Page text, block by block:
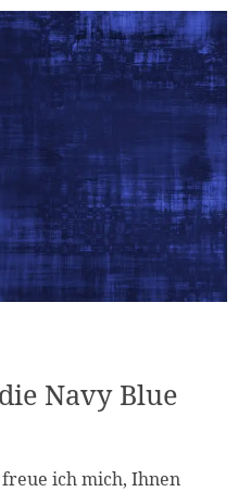
Navy Blue
ich mich, Ihnen